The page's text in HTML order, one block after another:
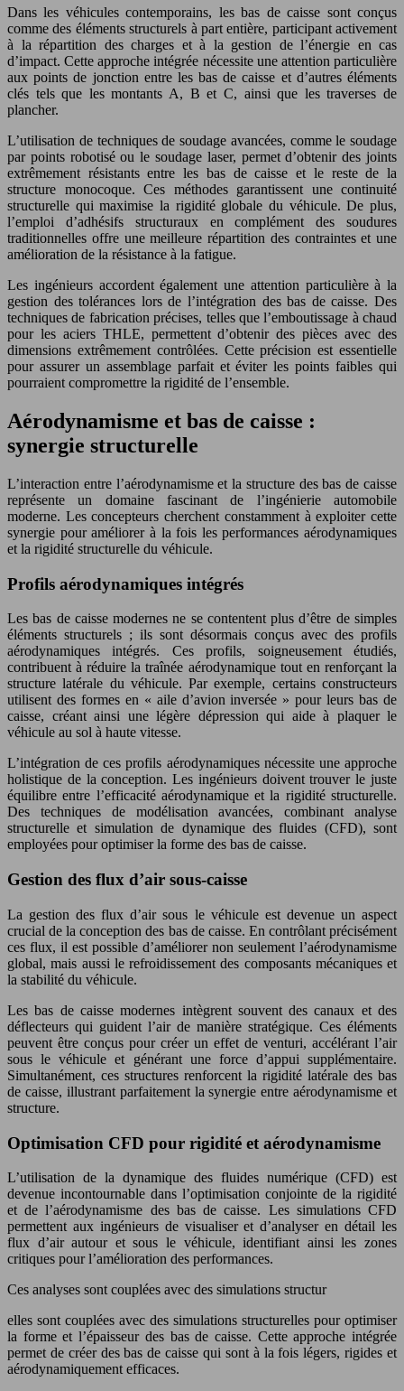
Dans les véhicules contemporains, les bas de caisse sont conçus
comme des éléments structurels à part entière, participant activement
à la répartition des charges et à la gestion de l’énergie en cas
d’impact. Cette approche intégrée nécessite une attention particulière
aux points de jonction entre les bas de caisse et d’autres éléments
clés tels que les montants A, B et C, ainsi que les traverses de
plancher.
L’utilisation de techniques de soudage avancées, comme le soudage
par points robotisé ou le soudage laser, permet d’obtenir des joints
extrêmement résistants entre les bas de caisse et le reste de la
structure monocoque. Ces méthodes garantissent une continuité
structurelle qui maximise la rigidité globale du véhicule. De plus,
l’emploi d’adhésifs structuraux en complément des soudures
traditionnelles offre une meilleure répartition des contraintes et une
amélioration de la résistance à la fatigue.
Les ingénieurs accordent également une attention particulière à la
gestion des tolérances lors de l’intégration des bas de caisse. Des
techniques de fabrication précises, telles que l’emboutissage à chaud
pour les aciers THLE, permettent d’obtenir des pièces avec des
dimensions extrêmement contrôlées. Cette précision est essentielle
pour assurer un assemblage parfait et éviter les points faibles qui
pourraient compromettre la rigidité de l’ensemble.
Aérodynamisme et bas de caisse :
synergie structurelle
L’interaction entre l’aérodynamisme et la structure des bas de caisse
représente un domaine fascinant de l’ingénierie automobile
moderne. Les concepteurs cherchent constamment à exploiter cette
synergie pour améliorer à la fois les performances aérodynamiques
et la rigidité structurelle du véhicule.
Profils aérodynamiques intégrés
Les bas de caisse modernes ne se contentent plus d’être de simples
éléments structurels ; ils sont désormais conçus avec des profils
aérodynamiques intégrés. Ces profils, soigneusement étudiés,
contribuent à réduire la traînée aérodynamique tout en renforçant la
structure latérale du véhicule. Par exemple, certains constructeurs
utilisent des formes en « aile d’avion inversée » pour leurs bas de
caisse, créant ainsi une légère dépression qui aide à plaquer le
véhicule au sol à haute vitesse.
L’intégration de ces profils aérodynamiques nécessite une approche
holistique de la conception. Les ingénieurs doivent trouver le juste
équilibre entre l’efficacité aérodynamique et la rigidité structurelle.
Des techniques de modélisation avancées, combinant analyse
structurelle et simulation de dynamique des fluides (CFD), sont
employées pour optimiser la forme des bas de caisse.
Gestion des flux d’air sous-caisse
La gestion des flux d’air sous le véhicule est devenue un aspect
crucial de la conception des bas de caisse. En contrôlant précisément
ces flux, il est possible d’améliorer non seulement l’aérodynamisme
global, mais aussi le refroidissement des composants mécaniques et
la stabilité du véhicule.
Les bas de caisse modernes intègrent souvent des canaux et des
déflecteurs qui guident l’air de manière stratégique. Ces éléments
peuvent être conçus pour créer un effet de venturi, accélérant l’air
sous le véhicule et générant une force d’appui supplémentaire.
Simultanément, ces structures renforcent la rigidité latérale des bas
de caisse, illustrant parfaitement la synergie entre aérodynamisme et
structure.
Optimisation CFD pour rigidité et aérodynamisme
L’utilisation de la dynamique des fluides numérique (CFD) est
devenue incontournable dans l’optimisation conjointe de la rigidité
et de l’aérodynamisme des bas de caisse. Les simulations CFD
permettent aux ingénieurs de visualiser et d’analyser en détail les
flux d’air autour et sous le véhicule, identifiant ainsi les zones
critiques pour l’amélioration des performances.
Ces analyses sont couplées avec des simulations structur
elles sont couplées avec des simulations structurelles pour optimiser
la forme et l’épaisseur des bas de caisse. Cette approche intégrée
permet de créer des bas de caisse qui sont à la fois légers, rigides et
aérodynamiquement efficaces.